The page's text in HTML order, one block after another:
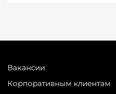
Вакансии
Корпоративным клиентам